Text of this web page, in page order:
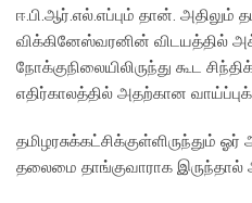
ஈ.பி.ஆர்.எல்.எப்பும் தான்.
விக்கினேஸ்வரனின் விடயத்தில்
நோக்குநிலையிலிருந்து கூட
எதிர்காலத்தில் அதற்கான
தலைமை தாங்குவாராக இருந்தால்